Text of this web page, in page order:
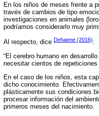
En los niños de meses frente a
través de cambios de tipo
investigaciones en animales
podríamos considerarlo muy
Al respecto, dice Dehaene (2016):
“El cerebro humano en
necesitar cientos de
En el caso de los niños, esta
dicho conocimiento.
plásticamente sus condiciones
procesar información del
primeros meses del nacimiento.